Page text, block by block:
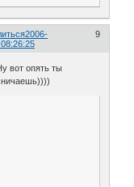
9
2006-
вот опять ты